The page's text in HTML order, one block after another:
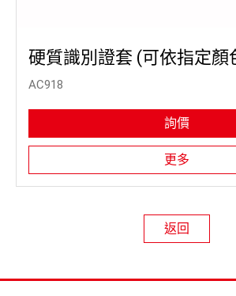
硬質識別證套 (可依指定顏
AC918
詢價
更多
返回